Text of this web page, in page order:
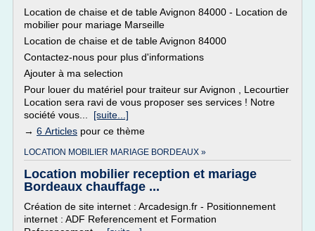
Location de chaise et de table Avignon 84000 - Location de
mobilier pour mariage Marseille
Location de chaise et de table Avignon 84000
Contactez-nous pour plus d'informations
Ajouter à ma selection
Pour louer du matériel pour traiteur sur Avignon , Lecourtier
Location sera ravi de vous proposer ses services ! Notre
société vous... [suite...]
→ 6 Articles pour ce thème
LOCATION MOBILIER MARIAGE BORDEAUX »
Location mobilier reception et mariage
Bordeaux chauffage ...
Création de site internet : Arcadesign.fr - Positionnement
internet : ADF Referencement et Formation